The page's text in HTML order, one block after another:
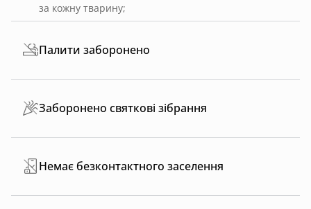
за кожну тварину;
Палити заборонено
Заборонено святкові зібрання
Немає безконтактного заселення